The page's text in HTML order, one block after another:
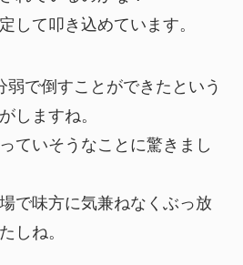
して叩き込めています。
弱で倒すことができたという
しますね。
ていそうなことに驚きまし
で味方に気兼ねなくぶっ放
しね。